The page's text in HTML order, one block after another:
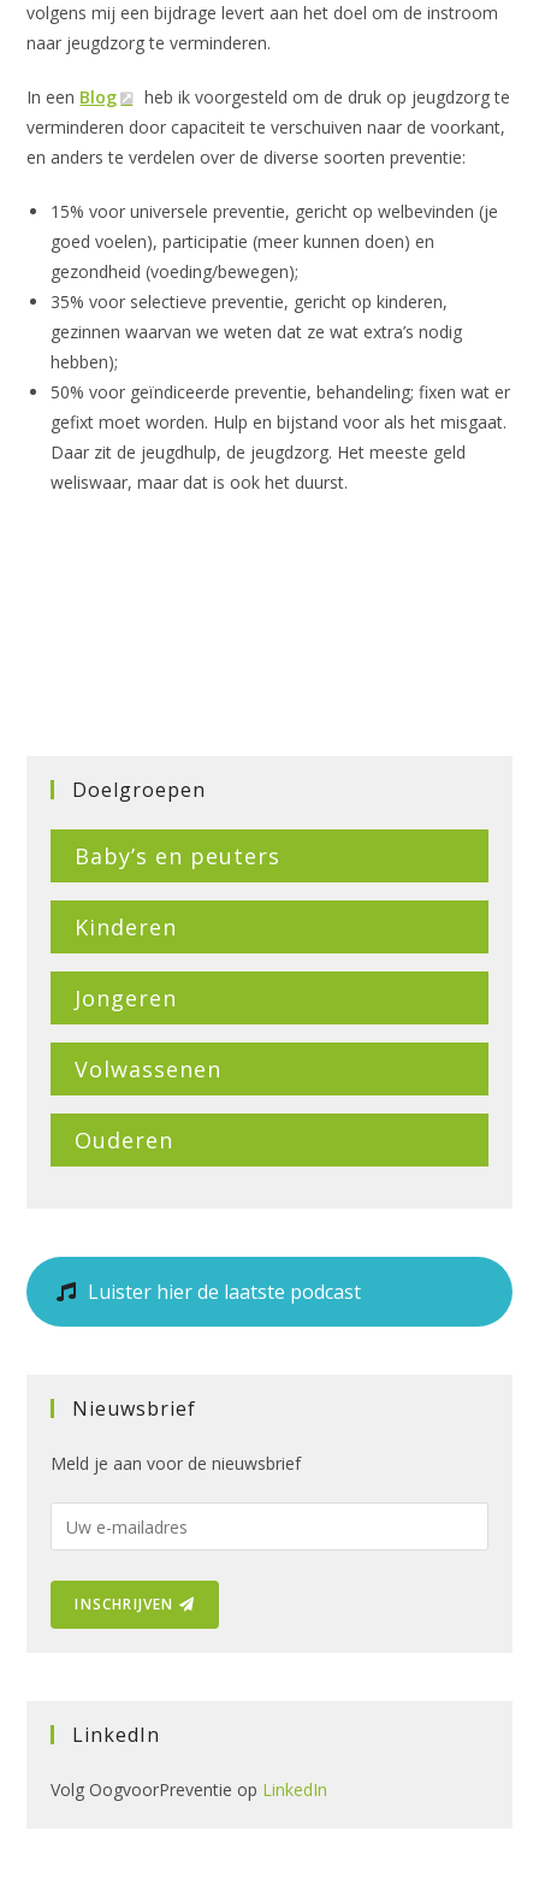
volgens mij een bijdrage levert aan het doel om de instroom
naar jeugdzorg te verminderen.
In een Blog
heb ik voorgesteld om de druk op jeugdzorg te
verminderen door capaciteit te verschuiven naar de voorkant,
en anders te verdelen over de diverse soorten preventie:
15% voor universele preventie, gericht op welbevinden (je
goed voelen), participatie (meer kunnen doen) en
gezondheid (voeding/bewegen);
35% voor selectieve preventie, gericht op kinderen,
gezinnen waarvan we weten dat ze wat extra’s nodig
hebben);
50% voor geïndiceerde preventie, behandeling; fixen wat er
gefixt moet worden. Hulp en bijstand voor als het misgaat.
Daar zit de jeugdhulp, de jeugdzorg. Het meeste geld
weliswaar, maar dat is ook het duurst.
Doelgroepen
Baby’s en peuters
Kinderen
Jongeren
Volwassenen
Ouderen
Luister hier de laatste podcast
Nieuwsbrief
Meld je aan voor de nieuwsbrief
-
m
i
d
e
INSCHRIJVEN
LinkedIn
Volg OogvoorPreventie op LinkedIn